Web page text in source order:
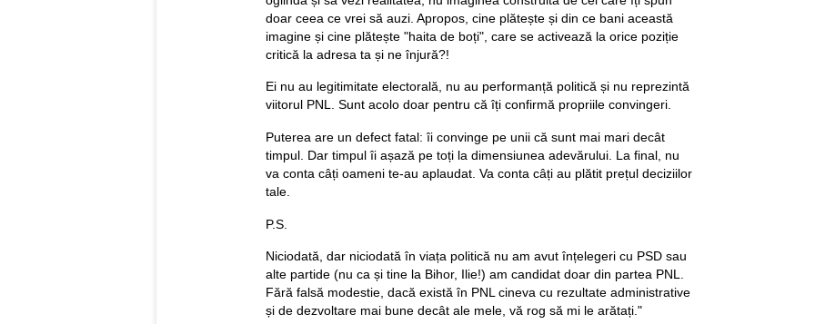
doar ceea ce vrei să auzi. Apropos, cine plătește și din ce bani această
imagine și cine plătește "haita de boți", care se activează la orice poziție
critică la adresa ta și ne înjură?!
Ei nu au legitimitate electorală, nu au performanță politică și nu reprezintă
viitorul PNL. Sunt acolo doar pentru că îți confirmă propriile convingeri.
Puterea are un defect fatal: îi convinge pe unii că sunt mai mari decât
timpul. Dar timpul îi așază pe toți la dimensiunea adevărului. La final, nu
va conta câți oameni te-au aplaudat. Va conta câți au plătit prețul deciziilor
tale.
P.S.
Niciodată, dar niciodată în viața politică nu am avut înțelegeri cu PSD sau
alte partide (nu ca și tine la Bihor, Ilie!) am candidat doar din partea PNL.
Fără falsă modestie, dacă există în PNL cineva cu rezultate administrative
și de dezvoltare mai bune decât ale mele, vă rog să mi le arătați."